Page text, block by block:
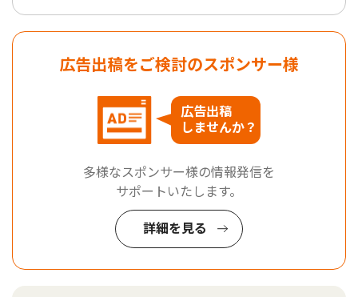
広告出稿をご検討のスポンサー様
広告出稿
しませんか？
多様なスポンサー様の情報発信を
サポートいたします。
詳細を見る